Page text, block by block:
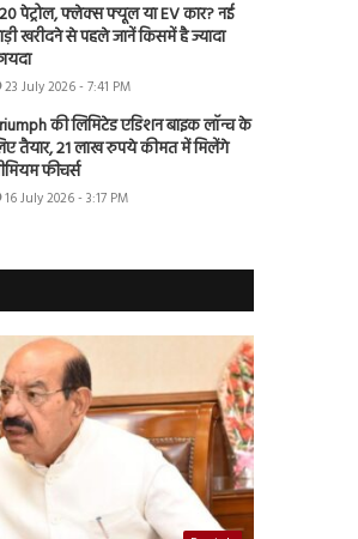
पेट्रोल, फ्लेक्स फ्यूल या EV कार? नई
खरीदने से पहले जानें किसमें है ज्यादा
23 July 2026 - 7:41 PM
की लिमिटेड एडिशन बाइक लॉन्च के
तैयार, 21 लाख रुपये कीमत में मिलेंगे
फीचर्स
16 July 2026 - 3:17 PM